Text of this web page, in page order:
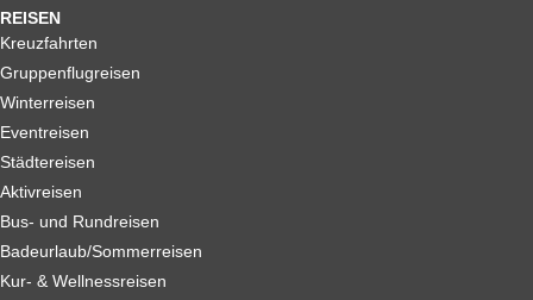
REISEN
Kreuzfahrten
Gruppenflugreisen
Winterreisen
Eventreisen
Städtereisen
Aktivreisen
Bus- und Rundreisen
Badeurlaub/Sommerreisen
Kur- & Wellnessreisen